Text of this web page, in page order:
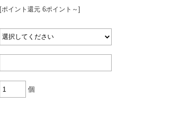
[ポイント還元 6ポイント～]
個